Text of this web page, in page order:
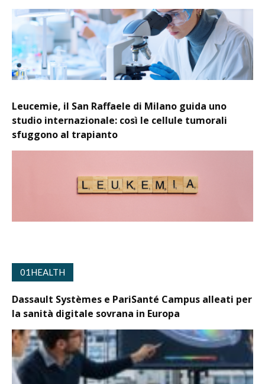
Leucemie, il San Raffaele di Milano guida uno
studio internazionale: così le cellule tumorali
sfuggono al trapianto
01HEALTH
Dassault Systèmes e PariSanté Campus alleati per
la sanità digitale sovrana in Europa